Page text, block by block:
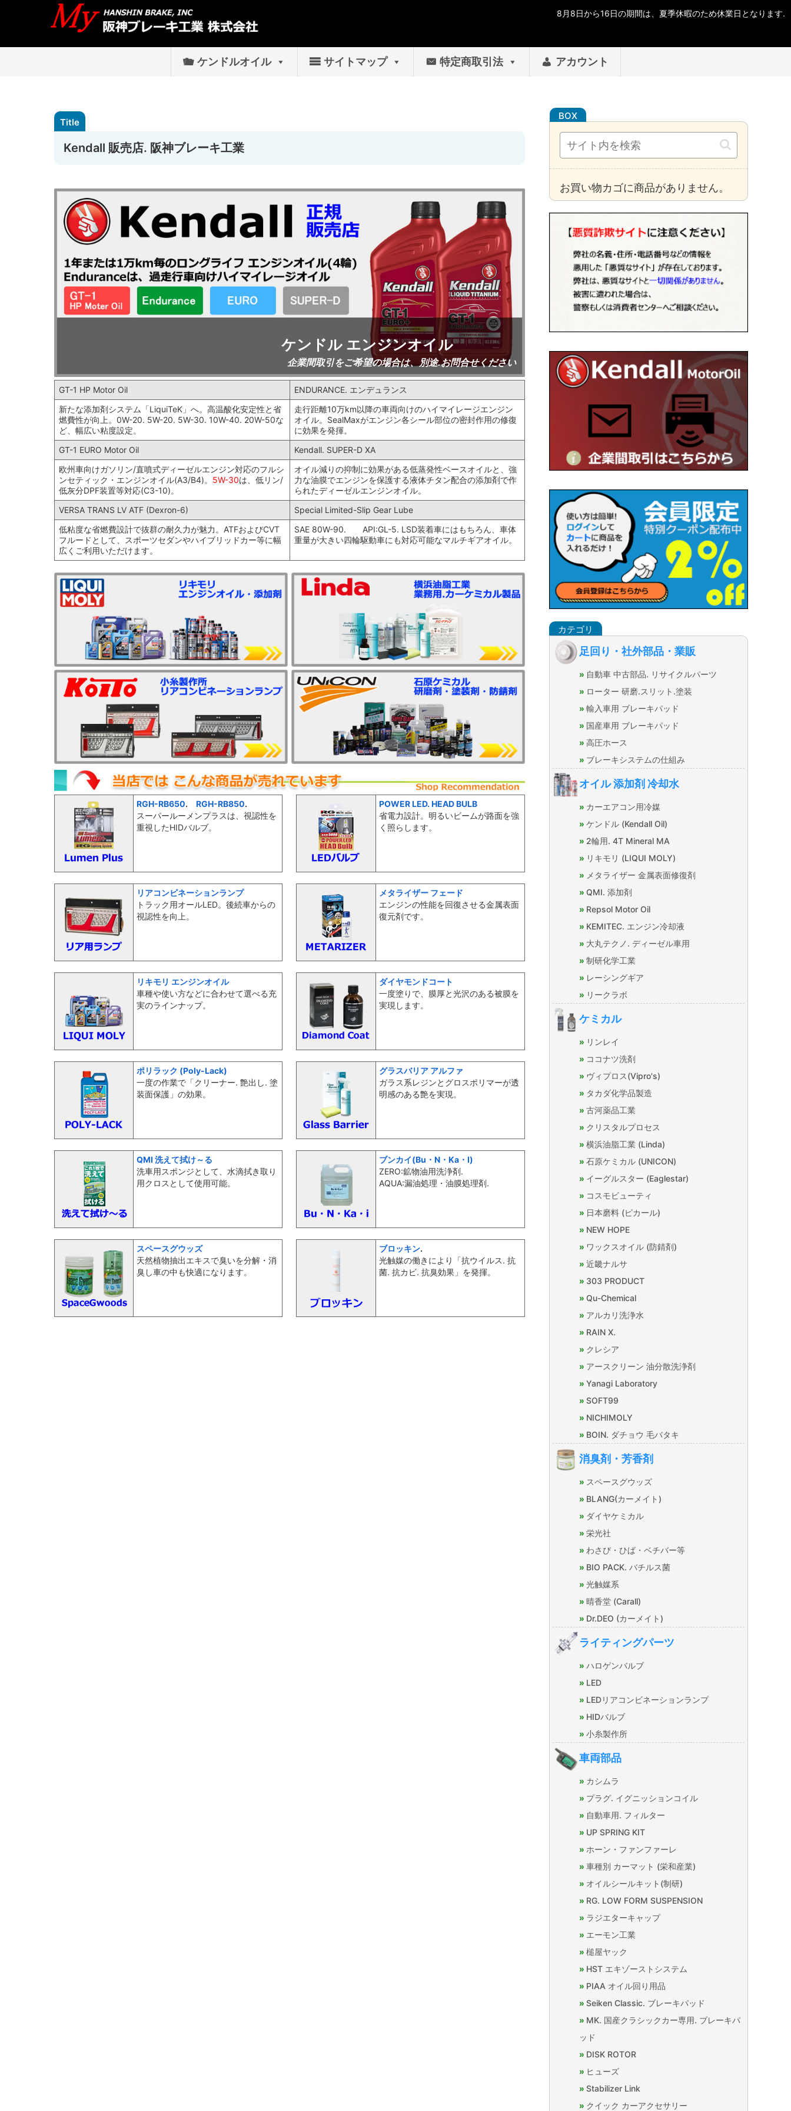
ケンドルオイル サイトマップ 特定商取引法 アカウント
Kendall 販売店. 阪神ブレーキ工業
ケンドル エンジンオイル
企業間取引をご希望の場合は、別途.お問合せください
GT-1 HP Motor Oil
ENDURANCE. エンデュランス
新たな添加剤システム「LiquiTeK」へ。高温酸化安定性と省
燃費性が向上。0W-20. 5W-20. 5W-30. 10W-40. 20W-50な
ど、幅広い粘度設定。
走行距離10万km以降の車両向けのハイマイレージエンジン
オイル。SealMaxがエンジン各シール部位の密封作用の修復
に効果を発揮。
GT-1 EURO Motor Oil
Kendall. SUPER-D XA
欧州車向けガソリン/直噴式ディーゼルエンジン対応のフルシ
ンセティック・エンジンオイル(A3/B4)。 5W-30は、低リン/
低灰分DPF装置等対応(C3-10)。
オイル減りの抑制に効果がある低蒸発性ベースオイルと、強
力な油膜でエンジンを保護する液体チタン配合の添加剤で作
られたディーゼルエンジンオイル。
VERSA TRANS LV ATF (Dexron-6)
Special Limited-Slip Gear Lube
低粘度な省燃費設計で抜群の耐久力が魅力。ATFおよびCVT
フルードとして、スポーツセダンやハイブリッドカー等に幅
広くご利用いただけます。
SAE 80W-90. API:GL-5. LSD装着車にはもちろん、車体
重量が大きい四輪駆動車にも対応可能なマルチギアオイル。
RGH-RB650. RGH-RB850.
スーパールーメンプラスは、視認性を
重視したHIDバルブ。
POWER LED. HEAD BULB
省電力設計。明るいビームが路面を強
く照らします。
リアコンビネーションランプ
トラック用オールLED。後続車からの
視認性を向上。
メタライザー フェード
エンジンの性能を回復させる金属表面
復元剤です。
リキモリ エンジンオイル
車種や使い方などに合わせて選べる充
実のラインナップ。
ダイヤモンドコート
一度塗りで、膜厚と光沢のある被膜を
実現します。
ポリラック (Poly-Lack)
一度の作業で「クリーナー. 艶出し. 塗
装面保護」の効果。
グラスバリア アルファ
ガラス系レジンとグロスポリマーが透
明感のある艶を実現。
QMI 洗えて拭け～る
洗車用スポンジとして、水滴拭き取り
用クロスとして使用可能。
ブンカイ(Bu・N・Ka・I)
ZERO:鉱物油用洗浄剤.
AQUA:漏油処理・油膜処理剤.
スペースグウッズ
天然植物抽出エキスで臭いを分解・消
臭し車の中も快適になります。
ブロッキン.
光触媒の働きにより「抗ウイルス. 抗
菌. 抗カビ. 抗臭効果」を発揮。
お買い物カゴに商品がありません。
足回り・社外部品・業販
自動車 中古部品. リサイクルパーツ
ローター 研磨.スリット.塗装
輸入車用 ブレーキパッド
国産車用 ブレーキパッド
高圧ホース
ブレーキシステムの仕組み
オイル 添加剤 冷却水
カーエアコン用冷媒
ケンドル (Kendall Oil)
2輪用. 4T Mineral MA
リキモリ (LIQUI MOLY)
メタライザー 金属表面修復剤
QMI. 添加剤
Repsol Motor Oil
KEMITEC. エンジン冷却液
大丸テクノ. ディーゼル車用
制研化学工業
レーシングギア
リークラボ
ケミカル
リンレイ
ココナツ洗剤
ヴィプロス(Vipro's)
タカダ化学品製造
古河薬品工業
クリスタルプロセス
横浜油脂工業 (Linda)
石原ケミカル (UNICON)
イーグルスター (Eaglestar)
コスモビューティ
日本磨料 (ピカール)
NEW HOPE
ワックスオイル (防錆剤)
近畿ナルサ
303 PRODUCT
Qu-Chemical
アルカリ洗浄水
RAIN X.
クレシア
アースクリーン 油分散洗浄剤
Yanagi Laboratory
SOFT99
NICHIMOLY
BOIN. ダチョウ 毛バタキ
消臭剤・芳香剤
スペースグウッズ
BLANG(カーメイト)
ダイヤケミカル
栄光社
わさび・ひば・ベチバー等
BIO PACK. バチルス菌
光触媒系
晴香堂 (Carall)
Dr.DEO (カーメイト)
ライティングパーツ
ハロゲンバルブ
LED
LEDリアコンビネーションランプ
HIDバルブ
小糸製作所
車両部品
カシムラ
プラグ. イグニッションコイル
自動車用. フィルター
UP SPRING KIT
ホーン・ファンファーレ
車種別 カーマット (栄和産業)
オイルシールキット(制研)
RG. LOW FORM SUSPENSION
ラジエターキャップ
エーモン工業
槌屋ヤック
HST エキゾーストシステム
PIAA オイル回り用品
Seiken Classic. ブレーキパッド
MK. 国産クラシックカー専用. ブレーキパ
ッド
DISK ROTOR
ヒューズ
Stabilizer Link
クイック カーアクセサリー